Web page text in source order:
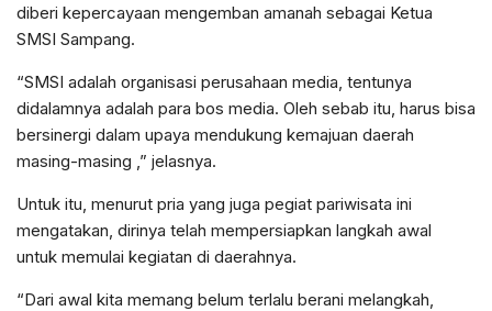
diberi kepercayaan mengemban amanah sebagai Ketua
SMSI Sampang.
“SMSI adalah organisasi perusahaan media, tentunya
didalamnya adalah para bos media. Oleh sebab itu, harus bisa
bersinergi dalam upaya mendukung kemajuan daerah
masing-masing ,” jelasnya.
Untuk itu, menurut pria yang juga pegiat pariwisata ini
mengatakan, dirinya telah mempersiapkan langkah awal
untuk memulai kegiatan di daerahnya.
“Dari awal kita memang belum terlalu berani melangkah,